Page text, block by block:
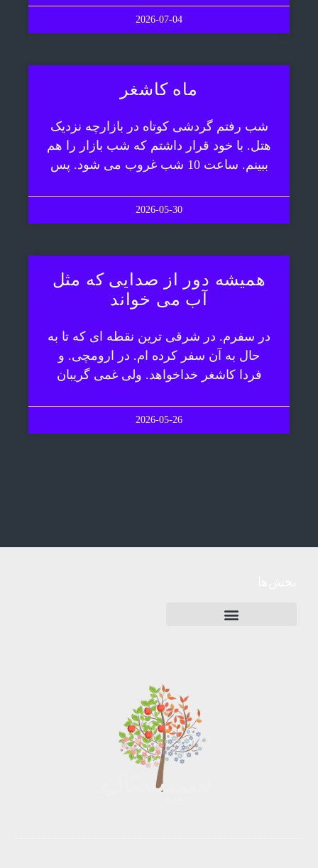
2026-07-04
ماه کاشغر
شب رفتم گردشی کوتاه در بازارچه نزدیک
هتل. با خود قرار داشتم که شب بازار را هم
ببینم. ساعت 10 شب غروب می شود. پس
2026-05-30
همیشه دور از صدایی که مثل
آب می خواند
در سفرم. در شرقی ترین نقطه ای که تا به
حال به آن سفر کرده ام. در ارومچی. و
فردا کاشغر خداخواهد. ولی غمی گریبان
2026-05-26